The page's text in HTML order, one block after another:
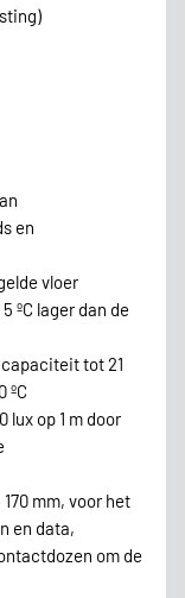
en
vloer
ºC lager dan de
tot 21
ºC
lux op 1 m door
mm, voor het
en data,
om de